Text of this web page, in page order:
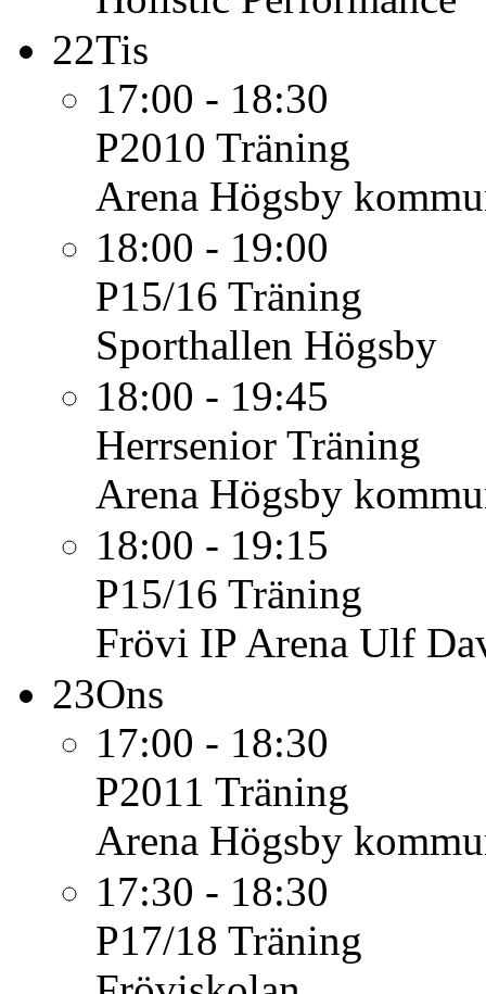
22Tis
17:00 - 18:30
P2010 Träning
Arena Högsby
18:00 - 19:00
P15/16 Träning
Sporthallen Högsby
18:00 - 19:45
Herrsenior Träning
Arena Högsby
18:00 - 19:15
P15/16 Träning
Frövi IP Arena Ulf
23Ons
17:00 - 18:30
P2011 Träning
Arena Högsby
17:30 - 18:30
P17/18 Träning